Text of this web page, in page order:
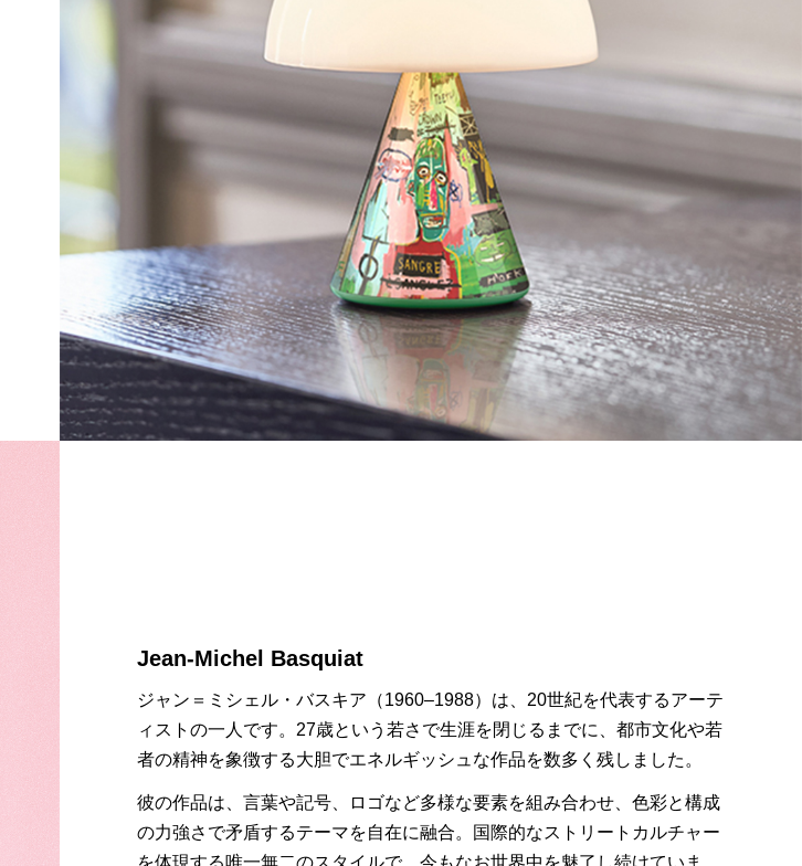
Jean-Michel Basquiat
ジャン＝ミシェル・バスキア（1960–1988）は、20世紀を代表するアーテ
ィストの一人です。27歳という若さで生涯を閉じるまでに、都市文化や若
者の精神を象徴する大胆でエネルギッシュな作品を数多く残しました。
彼の作品は、言葉や記号、ロゴなど多様な要素を組み合わせ、色彩と構成
の力強さで矛盾するテーマを自在に融合。国際的なストリートカルチャー
を体現する唯一無二のスタイルで、今もなお世界中を魅了し続けていま